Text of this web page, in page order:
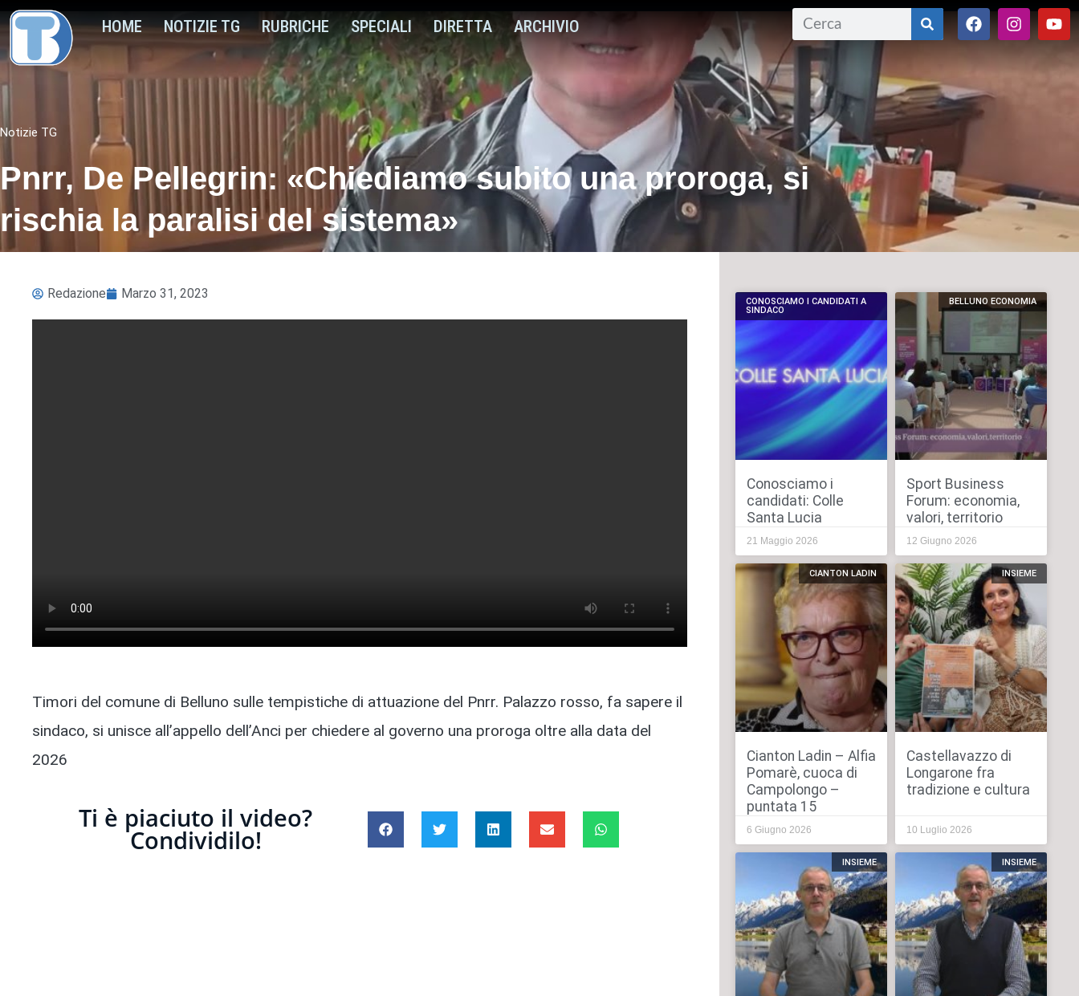
HOME NOTIZIE TG RUBRICHE SPECIALI DIRETTA ARCHIVIO
Notizie TG
Pnrr, De Pellegrin: «Chiediamo subito una proroga, si
rischia la paralisi del sistema»
Redazione Marzo 31, 2023
Timori del comune di Belluno sulle tempistiche di attuazione del Pnrr. Palazzo rosso, fa sapere il
sindaco, si unisce all’appello dell’Anci per chiedere al governo una proroga oltre alla data del
2026
Ti è piaciuto il video?
Condividilo!
CONOSCIAMO I CANDIDATI A
SINDACO
Conosciamo i
candidati: Colle
Santa Lucia
21 Maggio 2026
BELLUNO ECONOMIA
Sport Business
Forum: economia,
valori, territorio
12 Giugno 2026
CIANTON LADIN
Cianton Ladin – Alfia
Pomarè, cuoca di
Campolongo –
puntata 15
6 Giugno 2026
INSIEME
Castellavazzo di
Longarone fra
tradizione e cultura
10 Luglio 2026
INSIEME INSIEME